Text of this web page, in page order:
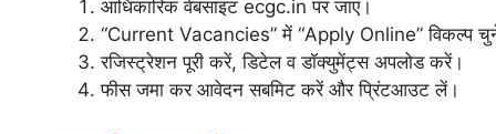
आधिकारिक वेबसाइट ecgc.in पर जाएं।
“Current Vacancies” में “Apply Online” विकल्प
रजिस्ट्रेशन पूरी करें, डिटेल व डॉक्युमेंट्स अपलोड करें।
फीस जमा कर आवेदन सबमिट करें और प्रिंटआउट लें।